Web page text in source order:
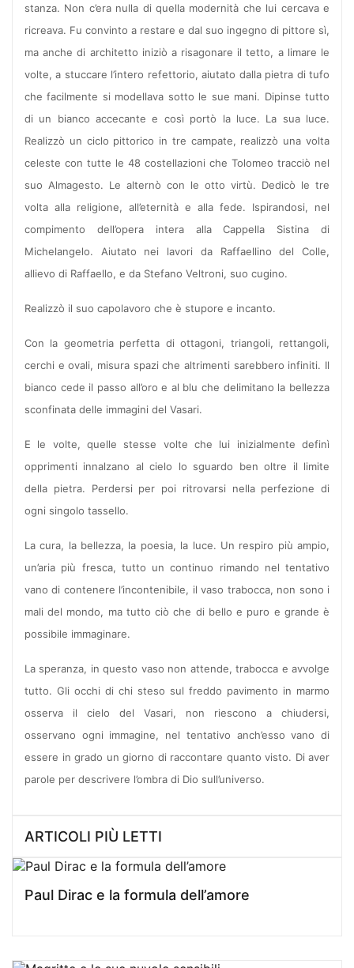
stanza. Non c’era nulla di quella modernità che lui cercava e
ricreava. Fu convinto a restare e dal suo ingegno di pittore sì,
ma anche di architetto iniziò a risagonare il tetto, a limare le
volte, a stuccare l’intero refettorio, aiutato dalla pietra di tufo
che facilmente si modellava sotto le sue mani. Dipinse tutto
di un bianco accecante e così portò la luce. La sua luce.
Realizzò un ciclo pittorico in tre campate, realizzò una volta
celeste con tutte le 48 costellazioni che Tolomeo tracciò nel
suo Almagesto. Le alternò con le otto virtù. Dedicò le tre
volta alla religione, all’eternità e alla fede. Ispirandosi, nel
compimento dell’opera intera alla Cappella Sistina di
Michelangelo. Aiutato nei lavori da Raffaellino del Colle,
allievo di Raffaello, e da Stefano Veltroni, suo cugino.
Realizzò il suo capolavoro che è stupore e incanto.
Con la geometria perfetta di ottagoni, triangoli, rettangoli,
cerchi e ovali, misura spazi che altrimenti sarebbero infiniti. Il
bianco cede il passo all’oro e al blu che delimitano la bellezza
sconfinata delle immagini del Vasari.
E le volte, quelle stesse volte che lui inizialmente definì
opprimenti innalzano al cielo lo sguardo ben oltre il limite
della pietra. Perdersi per poi ritrovarsi nella perfezione di
ogni singolo tassello.
La cura, la bellezza, la poesia, la luce. Un respiro più ampio,
un’aria più fresca, tutto un continuo rimando nel tentativo
vano di contenere l’incontenibile, il vaso trabocca, non sono i
mali del mondo, ma tutto ciò che di bello e puro e grande è
possibile immaginare.
La speranza, in questo vaso non attende, trabocca e avvolge
tutto. Gli occhi di chi steso sul freddo pavimento in marmo
osserva il cielo del Vasari, non riescono a chiudersi,
osservano ogni immagine, nel tentativo anch’esso vano di
essere in grado un giorno di raccontare quanto visto. Di aver
parole per descrivere l’ombra di Dio sull’universo.
ARTICOLI PIÙ LETTI
Paul Dirac e la formula dell’amore